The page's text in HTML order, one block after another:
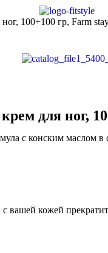
100+100 гр, Farm
для ног,
с конским маслом
вашей кожей